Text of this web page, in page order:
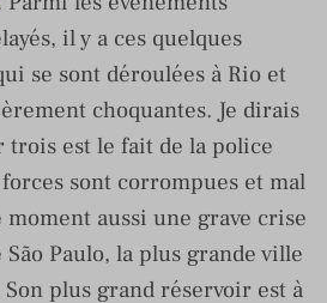
il y a ces quelques
se sont déroulées à Rio et
choquantes. Je dirais
trois est le fait de la police
sont corrompues et mal
aussi une grave crise
São Paulo, la plus grande ville
Son plus grand réservoir est à